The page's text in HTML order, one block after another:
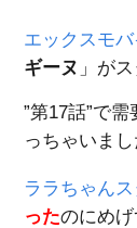
エックスモ
ギーヌ 」が
”第17話”で
っちゃいま
ララちゃん
ったのにめ